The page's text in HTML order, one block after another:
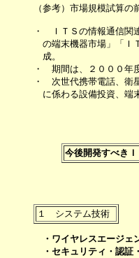
（参考）市場規模試算
・　ＩＴＳの情報通信
の端末機器市場」「Ｉ
成。
・　期間は、２０００年
・　次世代携帯電話、
に係わる設備投資、端
今後開発すべき
・ワイヤレスエージェ
・セキュリティ・認証